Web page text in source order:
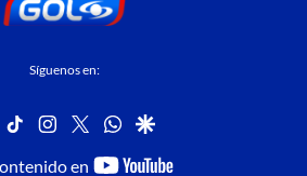
Síguenos en:
facebook
tiktok instagram
twitterwhatsapp
google
en
youtube-